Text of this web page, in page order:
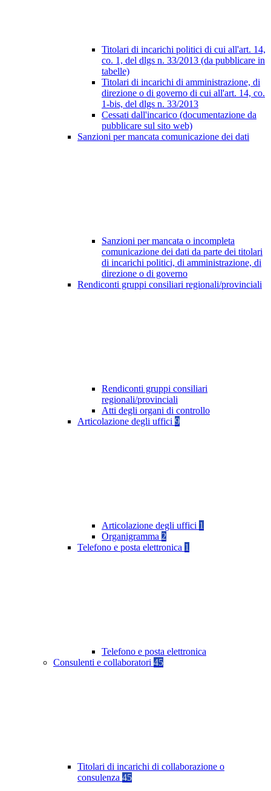
Titolari di incarichi politici di cui all'art. 14,
co. 1, del dlgs n. 33/2013 (da pubblicare in
tabelle)
Titolari di incarichi di amministrazione, di
direzione o di governo di cui all'art. 14, co.
1-bis, del dlgs n. 33/2013
Cessati dall'incarico (documentazione da
pubblicare sul sito web)
Sanzioni per mancata comunicazione dei dati
Sanzioni per mancata o incompleta
comunicazione dei dati da parte dei titolari
di incarichi politici, di amministrazione, di
direzione o di governo
Rendiconti gruppi consiliari regionali/provinciali
Rendiconti gruppi consiliari
regionali/provinciali
Atti degli organi di controllo
Articolazione degli uffici 9
Articolazione degli uffici 1
Organigramma 2
Telefono e posta elettronica 1
Telefono e posta elettronica
Consulenti e collaboratori 45
Titolari di incarichi di collaborazione o
consulenza 45